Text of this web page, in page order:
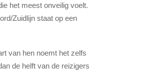
het meest onveilig voelt.
Zuidlijn staat op een
van hen noemt het zelfs
de helft van de reizigers